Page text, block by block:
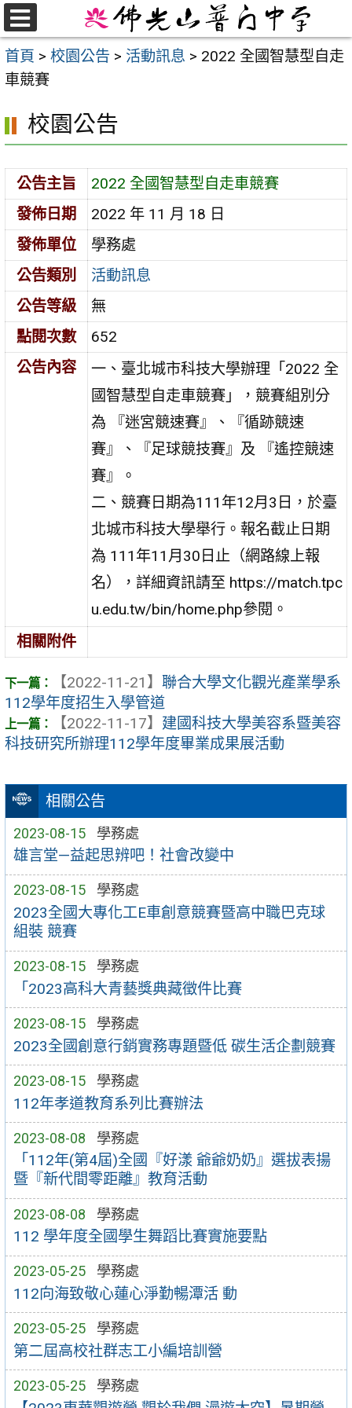
跳
至
主
要
首頁 > 校園公告 > 活動訊息 > 2022 全國智慧型自走
車競賽
相關公告
2023-08-15 學務處
雄言堂—益起思辨吧！社會改變中
2023-08-15 學務處
2023全國大專化工E車創意競賽暨高中職巴克球
組裝 競賽
2023-08-15 學務處
「2023高科大青藝獎典藏徵件比賽
2023-08-15 學務處
2023全國創意行銷實務專題暨低 碳生活企劃競賽
2023-08-15 學務處
112年孝道教育系列比賽辦法
2023-08-08 學務處
「112年(第4屆)全國『好漾 爺爺奶奶』選拔表揚
暨『新代間零距離』教育活動
2023-08-08 學務處
112 學年度全國學生舞蹈比賽實施要點
2023-05-25 學務處
112向海致敬心蓮心淨勤暢潭活 動
2023-05-25 學務處
第二屆高校社群志工小編培訓營
2023-05-25 學務處
校園公告
公告主旨
2022 全國智慧型自走車競賽
發佈日期
2022 年 11 月 18 日
發佈單位
學務處
公告類別
活動訊息
公告等級
無
點閱次數
652
公告內容
一、臺北城市科技大學辦理「2022 全
國智慧型自走車競賽」，競賽組別分
為 『迷宮競速賽』、『循跡競速
賽』、『足球競技賽』及 『遙控競速
賽』。
二、競賽日期為111年12月3日，於臺
北城市科技大學舉行。報名截止日期
為 111年11月30日止（網路線上報
名），詳細資訊請至 https://match.tpc
u.edu.tw/bin/home.php參閱。
相關附件
【2022-11-21】 聯合大學文化觀光產業學系
112學年度招生入學管道
【2022-11-17】 建國科技大學美容系暨美容
科技研究所辦理112學年度畢業成果展活動
選
單